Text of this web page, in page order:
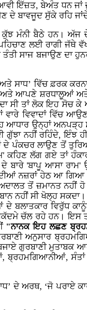
ਇੱਜ਼ਤ, ਬੇਅੰਤ ਧਨ ਜਾਂ
ਦੇ ਬਾਵਜੂਦ ਸੁੱਕੇ ਰਹਿ
ਮੰਨੀ ਬੈਠੇ ਹਨ। ਅੱਜ
ਲਈ ਰਾਗੀ ਜੱਥੇ
ਸਾਜ ਬਜਾਉਣ ਦਾ
ਵਿੱਚ ਫ਼ਰਕ
ਅਤੇ ਆਪਣੇ ਸ਼ਰਧਾਲੂਆਂ
ਸੀ ਤਾਂ ਲੋਕ ਇਹ ਸੋਚ
ਵਿਵਾਦਾਂ ਵਿੱਚ
ਆਧਾਰ ਉਨ੍ਹਾਂ
ਨਹੀਂ ਰਹਿੰਦੇ, ਇੰਝ
ਦੇ ਪੰਕਚਰ ਲਾਉਣ ਤੋਂ
ਕਹਿਣ ਲੱਗ ਗਏ ਤਾਂ
'ਬਾਪੂ ਆਸਾ ਰਾਮ'
ਨਜ਼ਰਾਂ ਹੇਠ ਆ
ਤੋਂ ਜ਼ਮਾਨਤ ਨਹੀਂ ਹੋ
ਨਹੀਂ ਸੀ ਖੋਲ੍ਹ
ਬਲਾਤਕਾਰ ਵਿਰੁੱਧ
ਚੱਲ ਰਹੇ ਹਨ। ਇਸ
"ਨਾਨਕ ਇਹ ਲਛਣ
ਅਨੁਸਾਰ
ਗੁਰਬਾਣੀ ਮੁਤਾਬਕ
ਬ੍ਰਹਮਗਿਆਨੀਆਂ,
ਦੇ ਅਰਥ, ‘ਜੋ